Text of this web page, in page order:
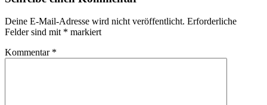
Deine E-Mail-Adresse wird nicht veröffentlicht. Erforderliche
Felder sind mit * markiert
Kommentar *